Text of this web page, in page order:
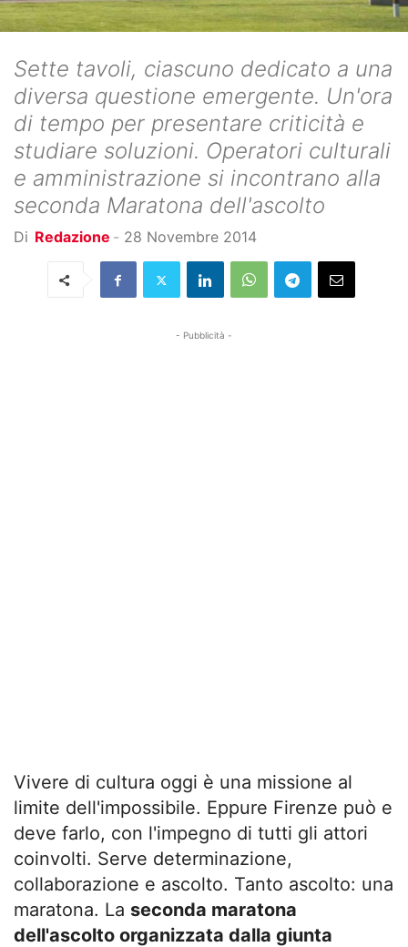
Sette tavoli, ciascuno dedicato a una
diversa questione emergente. Un'ora
di tempo per presentare criticità e
studiare soluzioni. Operatori culturali
e amministrazione si incontrano alla
seconda Maratona dell'ascolto
Di Redazione - 28 Novembre 2014
- Pubblicità -
Vivere di cultura oggi è una missione al
limite dell'impossibile. Eppure Firenze può e
deve farlo, con l'impegno di tutti gli attori
coinvolti. Serve determinazione,
collaborazione e ascolto. Tanto ascolto: una
maratona. La seconda maratona
dell'ascolto organizzata dalla giunta